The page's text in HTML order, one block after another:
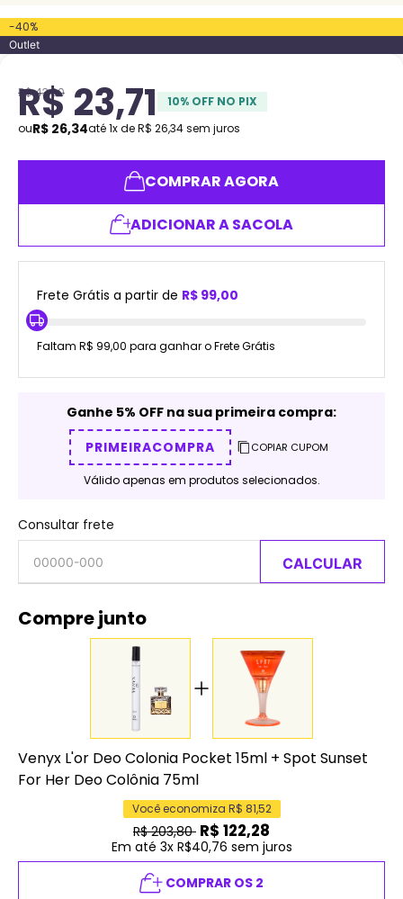
-40%
Outlet
R$43,90
R$23,71 10% OFF NO PIX
ouR$ 26,34até1x deR$ 26,34sem juros
COMPRAR AGORA
ADICIONAR A SACOLA
Frete Grátis a partir de R$ 99,00
Faltam R$ 99,00 para ganhar o Frete Grátis
Ganhe 5% OFF na sua primeira compra:
PRIMEIRACOMPRA
COPIAR CUPOM
Válido apenas em produtos selecionados.
Consultar frete
CALCULAR
Compre junto
Venyx L'or Deo Colonia Pocket 15ml + Spot Sunset
For Her Deo Colônia 75ml
Você economiza R$ 81,52
R$203,80 R$ 122,28
Em até 3x R$40,76 sem juros
COMPRAR OS 2